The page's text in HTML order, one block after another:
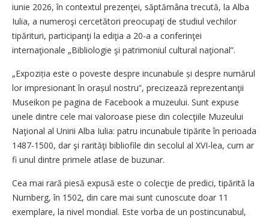
iunie 2026, în contextul prezenţei, săptămâna trecută, la Alba
Iulia, a numeroşi cercetători preocupaţi de studiul vechilor
tipărituri, participanţi la ediţia a 20-a a conferinţei
internaţionale „Bibliologie şi patrimoniul cultural naţional”.
„Expoziția este o poveste despre incunabule și despre numărul
lor impresionant în orașul nostru”, precizează reprezentanţii
Museikon pe pagina de Facebook a muzeului. Sunt expuse
unele dintre cele mai valoroase piese din colecţiile Muzeului
Naţional al Unirii Alba Iulia: patru incunabule tipărite în perioada
1487-1500, dar şi rarităţi bibliofile din secolul al XVI-lea, cum ar
fi unul dintre primele atlase de buzunar.
Cea mai rară piesă expusă este o colecţie de predici, tipărită la
Nurnberg, în 1502, din care mai sunt cunoscute doar 11
exemplare, la nivel mondial. Este vorba de un postincunabul,